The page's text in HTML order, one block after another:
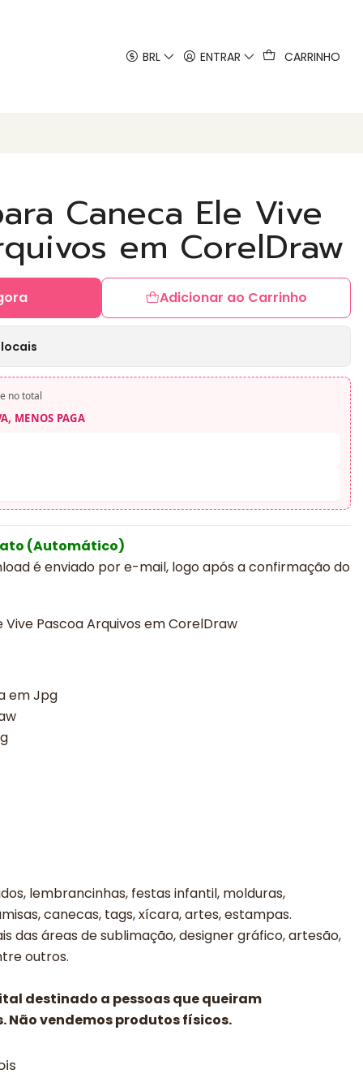
BRL ENTRAR CARRINHO
Caneca Ele Vive
em CorelDraw
Adicionar ao Carrinho
no total
MENOS PAGA
(Automático)
é enviado por e-mail, logo após a confirmação do
Vive Pascoa Arquivos em CorelDraw
em Jpg
lembrancinhas, festas infantil, molduras,
canecas, tags, xícara, artes, estampas.
das áreas de sublimação, designer gráfico, artesão,
outros.
destinado a pessoas que queiram
Não vendemos produtos físicos.